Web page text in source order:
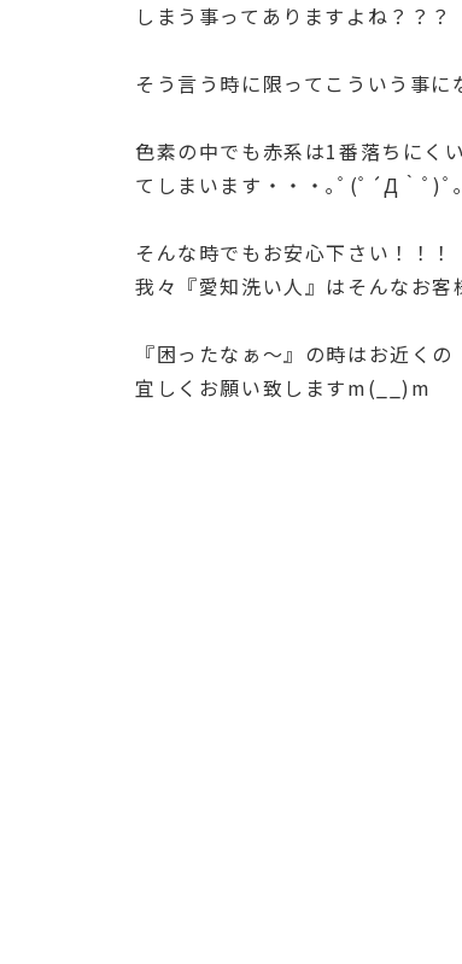
しまう事ってありますよね？？？
そう言う時に限ってこういう事に
色素の中でも赤系は1番落ちにく
てしまいます・・・｡ﾟ(ﾟ´Д｀ﾟ)ﾟ｡
そんな時でもお安心下さい！！！
我々『愛知洗い人』はそんなお
『困ったなぁ〜』の時はお近く
宜しくお願い致しますm(__)m